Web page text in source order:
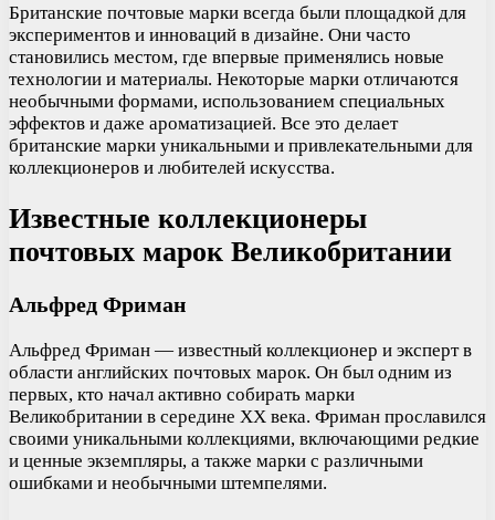
Британские почтовые марки всегда были площадкой для
экспериментов и инноваций в дизайне. Они часто
становились местом, где впервые применялись новые
технологии и материалы. Некоторые марки отличаются
необычными формами, использованием специальных
эффектов и даже ароматизацией. Все это делает
британские марки уникальными и привлекательными для
коллекционеров и любителей искусства.
Известные коллекционеры
почтовых марок Великобритании
Альфред Фриман
Альфред Фриман — известный коллекционер и эксперт в
области английских почтовых марок. Он был одним из
первых, кто начал активно собирать марки
Великобритании в середине XX века. Фриман прославился
своими уникальными коллекциями, включающими редкие
и ценные экземпляры, а также марки с различными
ошибками и необычными штемпелями.